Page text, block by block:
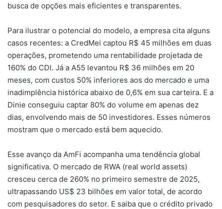
busca de opções mais eficientes e transparentes.
Para ilustrar o potencial do modelo, a empresa cita alguns
casos recentes: a CredMei captou R$ 45 milhões em duas
operações, prometendo uma rentabilidade projetada de
160% do CDI. Já a A55 levantou R$ 36 milhões em 20
meses, com custos 50% inferiores aos do mercado e uma
inadimplência histórica abaixo de 0,6% em sua carteira. E a
Dinie conseguiu captar 80% do volume em apenas dez
dias, envolvendo mais de 50 investidores. Esses números
mostram que o mercado está bem aquecido.
Esse avanço da AmFi acompanha uma tendência global
significativa. O mercado de RWA (real world assets)
cresceu cerca de 260% no primeiro semestre de 2025,
ultrapassando US$ 23 bilhões em valor total, de acordo
com pesquisadores do setor. E saiba que o crédito privado